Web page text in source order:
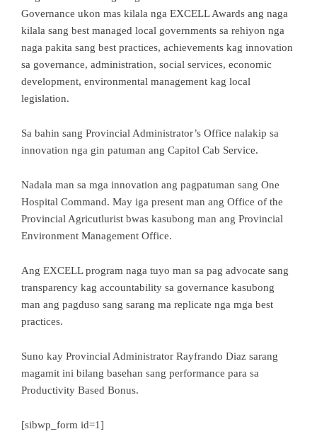
Governance ukon mas kilala nga EXCELL Awards ang naga
kilala sang best managed local governments sa rehiyon nga
naga pakita sang best practices, achievements kag innovation
sa governance, administration, social services, economic
development, environmental management kag local
legislation.
Sa bahin sang Provincial Administrator’s Office nalakip sa
innovation nga gin patuman ang Capitol Cab Service.
Nadala man sa mga innovation ang pagpatuman sang One
Hospital Command. May iga present man ang Office of the
Provincial Agricutlurist bwas kasubong man ang Provincial
Environment Management Office.
Ang EXCELL program naga tuyo man sa pag advocate sang
transparency kag accountability sa governance kasubong
man ang pagduso sang sarang ma replicate nga mga best
practices.
Suno kay Provincial Administrator Rayfrando Diaz sarang
magamit ini bilang basehan sang performance para sa
Productivity Based Bonus.
[sibwp_form id=1]